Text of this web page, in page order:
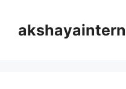
content